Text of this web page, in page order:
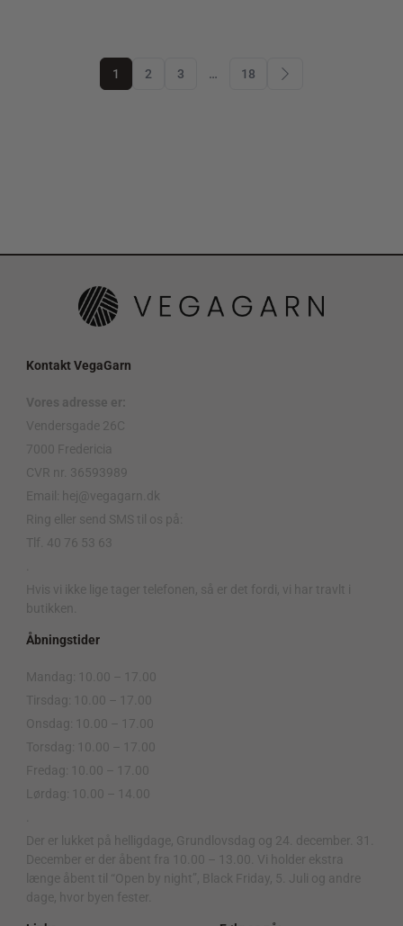
1 2 3 … 18
Kontakt VegaGarn
Vores adresse er:
Vendersgade 26C
7000 Fredericia
CVR nr. 36593989
Email: hej@vegagarn.dk
Ring eller send SMS til os på:
Tlf. 40 76 53 63
Hvis vi ikke lige tager telefonen, så er det fordi, vi har travlt i
butikken.
Åbningstider
Mandag: 10.00 – 17.00
Tirsdag: 10.00 – 17.00
Onsdag: 10.00 – 17.00
Torsdag: 10.00 – 17.00
Fredag: 10.00 – 17.00
Lørdag: 10.00 – 14.00
Der er lukket på helligdage, Grundlovsdag og 24. december. 31.
December er der åbent fra 10.00 – 13.00. Vi holder ekstra
længe åbent til “Open by night”, Black Friday, 5. Juli og andre
dage, hvor byen fester.